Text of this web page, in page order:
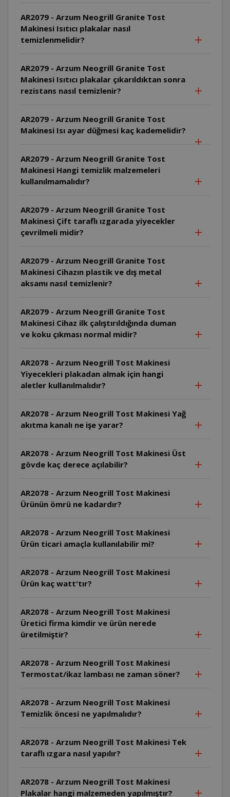
AR2079 - Arzum Neogrill Granite Tost
Makinesi Isıtıcı plakalar nasıl
temizlenmelidir?
AR2079 - Arzum Neogrill Granite Tost
Makinesi Isıtıcı plakalar çıkarıldıktan sonra
rezistans nasıl temizlenir?
AR2079 - Arzum Neogrill Granite Tost
Makinesi Isı ayar düğmesi kaç kademelidir?
AR2079 - Arzum Neogrill Granite Tost
Makinesi Hangi temizlik malzemeleri
kullanılmamalıdır?
AR2079 - Arzum Neogrill Granite Tost
Makinesi Çift taraflı ızgarada yiyecekler
çevrilmeli midir?
AR2079 - Arzum Neogrill Granite Tost
Makinesi Cihazın plastik ve dış metal
aksamı nasıl temizlenir?
AR2079 - Arzum Neogrill Granite Tost
Makinesi Cihaz ilk çalıştırıldığında duman
ve koku çıkması normal midir?
AR2078 - Arzum Neogrill Tost Makinesi
Yiyecekleri plakadan almak için hangi
aletler kullanılmalıdır?
AR2078 - Arzum Neogrill Tost Makinesi Yağ
akıtma kanalı ne işe yarar?
AR2078 - Arzum Neogrill Tost Makinesi Üst
gövde kaç derece açılabilir?
AR2078 - Arzum Neogrill Tost Makinesi
Ürünün ömrü ne kadardır?
AR2078 - Arzum Neogrill Tost Makinesi
Ürün ticari amaçla kullanılabilir mi?
AR2078 - Arzum Neogrill Tost Makinesi
Ürün kaç watt'tır?
AR2078 - Arzum Neogrill Tost Makinesi
Üretici firma kimdir ve ürün nerede
üretilmiştir?
AR2078 - Arzum Neogrill Tost Makinesi
Termostat/ikaz lambası ne zaman söner?
AR2078 - Arzum Neogrill Tost Makinesi
Temizlik öncesi ne yapılmalıdır?
AR2078 - Arzum Neogrill Tost Makinesi Tek
taraflı ızgara nasıl yapılır?
AR2078 - Arzum Neogrill Tost Makinesi
Plakalar hangi malzemeden yapılmıştır?